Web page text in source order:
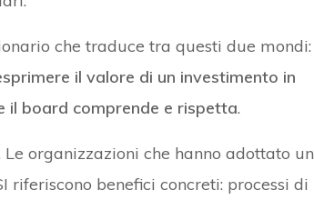
che traduce tra questi due mondi:
il valore di un investimento in
il board comprende e rispetta.
organizzazioni che hanno adottato un
benefici concreti: processi di